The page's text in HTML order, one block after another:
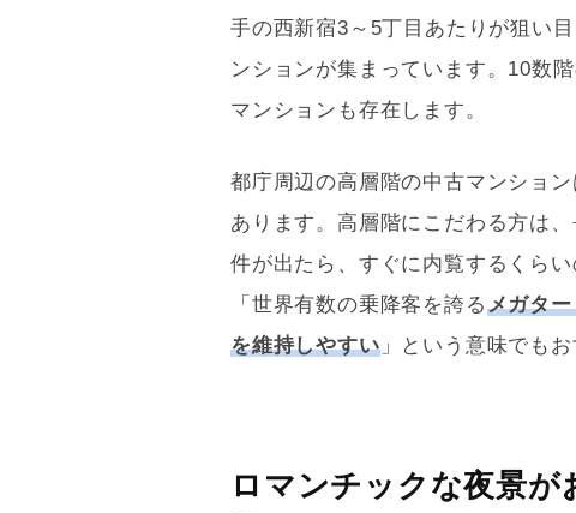
手の西新宿3～5丁目あたりが狙い
ンションが集まっています。10数
マンションも存在します。
都庁周辺の高層階の中古マンショ
あります。高層階にこだわる方は
件が出たら、すぐに内覧するくら
「世界有数の乗降客を誇るメガタ
を維持しやすい」という意味でもお
ロマンチックな夜景が